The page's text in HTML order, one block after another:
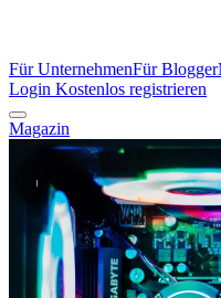
Für UnternehmenFür Blogger
Login Kostenlos registrieren
Magazin